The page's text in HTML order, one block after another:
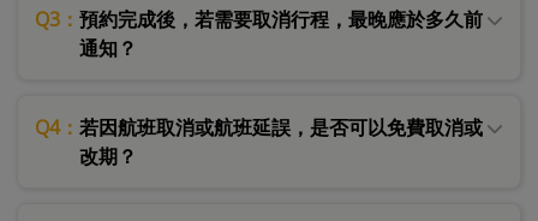
Q3： 預約完成後，若需要取消行程，最晚應於多久前
通知？
Q4： 若因航班取消或航班延誤，是否可以免費取消或
改期？